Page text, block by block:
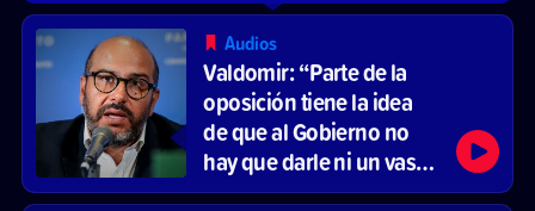
Audios
Valdomir: “Parte de la
oposición tiene la idea
de que al Gobierno no
hay que darle ni un vaso
de agua”